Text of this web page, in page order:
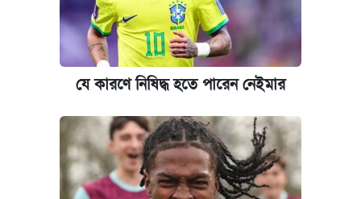
নবম জাতীয় পে-স্কেল নিয়ে সর্বশেষ যা জানা গেল
পাঁচ দপ্তরে নতুন সচিব নিয়োগ দিল সরকার
কবে হবে মেডিকেল ভর্তি পরীক্ষা, জানা গেল যা
আজকের বাজারে স্বর্ণ-রুপার দাম (৫ আগস্ট)
যে কারণে নিষিদ্ধ হতে পারেন নেইমার